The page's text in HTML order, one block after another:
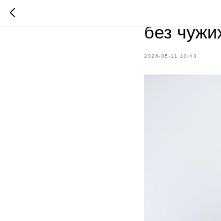
без
2026-05-11 10:43